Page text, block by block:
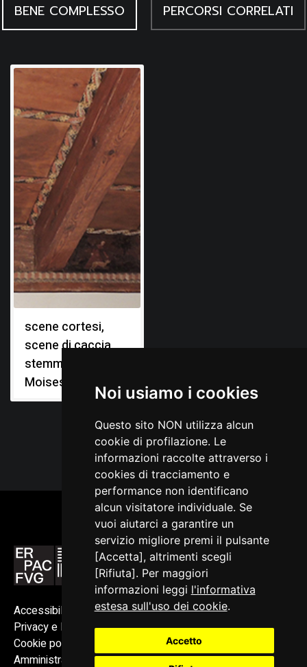
Noi usiamo i cookies
Questo sito NON utilizza alcun
cookie di profilazione. Le
informazioni raccolte attraverso i
cookies di tracciamento e
performance non identificano
alcun visitatore individuale. Se
vuoi aiutarci a garantire un
servizio migliore premi il pulsante
[Accetta], altrimenti scegli
[Rifiuta]. Per maggiori
informazioni leggi l'informativa
estesa sull'uso dei cookie.
Accetto
BENE COMPLESSO PERCORSI CORRELATI
scene cortesi,
scene di caccia,
stemma gentilizio:
Moises
Accessibilità
Privacy e Note legali
Cookie policy
Amministrazione trasparente